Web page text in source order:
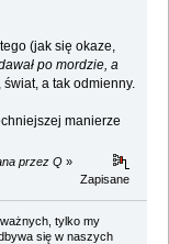
(jak się okaze,
po mordzie, a
a tak odmienny.
manierze
przez Q »
Zapisane
tylko my
się w naszych